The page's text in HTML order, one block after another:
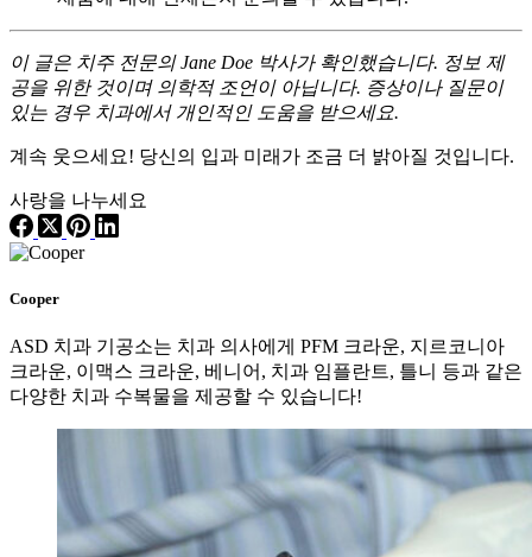
이 글은 치주 전문의 Jane Doe 박사가 확인했습니다. 정보 제
공을 위한 것이며 의학적 조언이 아닙니다. 증상이나 질문이
있는 경우 치과에서 개인적인 도움을 받으세요.
계속 웃으세요! 당신의 입과 미래가 조금 더 밝아질 것입니다.
사랑을 나누세요
Cooper
ASD 치과 기공소는 치과 의사에게 PFM 크라운, 지르코니아
크라운, 이맥스 크라운, 베니어, 치과 임플란트, 틀니 등과 같은
다양한 치과 수복물을 제공할 수 있습니다!